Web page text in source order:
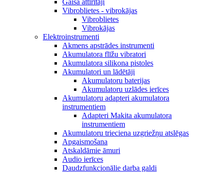
Gaisa attīrītāji
Vibroblietes - vibrokājas
Vibroblietes
Vibrokājas
Elektroinstrumenti
Akmens apstrādes instrumenti
Akumulatora flīžu vibratori
Akumulatora silikona pistoles
Akumulatori un lādētāji
Akumulatoru baterijas
Akumulatoru uzlādes ierīces
Akumulatoru adapteri akumulatora
instrumentiem
Adapteri Makita akumulatora
instrumentiem
Akumulatoru trieciena uzgriežņu atslēgas
Apgaismošana
Atskaldāmie āmuri
Audio ierīces
Daudzfunkcionālie darba galdi